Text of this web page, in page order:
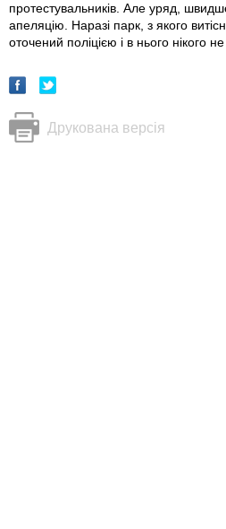
протестувальників. Але уряд,
апеляцію. Наразі парк, з якого
оточений поліцією і в нього нікого
Друкована версія